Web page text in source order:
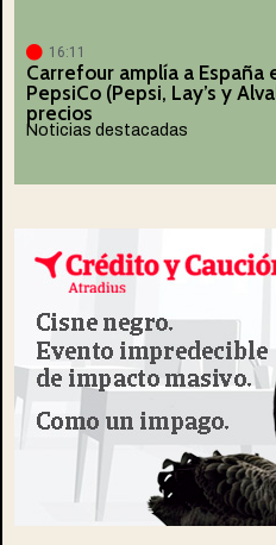
16:11
Carrefour amplía a
PepsiCo (Pepsi, Lay’s y
precios
Noticias destacadas